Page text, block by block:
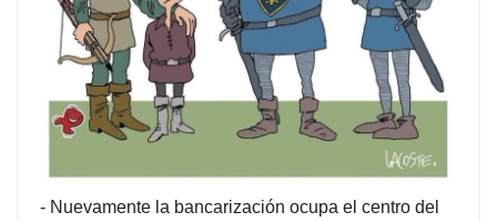
- Nuevamente la bancarización ocupa el centro del